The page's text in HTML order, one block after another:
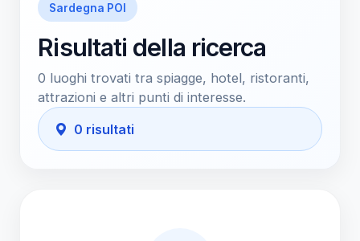
Sardegna POI
Risultati della ricerca
0 luoghi trovati tra spiagge, hotel, ristoranti,
attrazioni e altri punti di interesse.
0 risultati